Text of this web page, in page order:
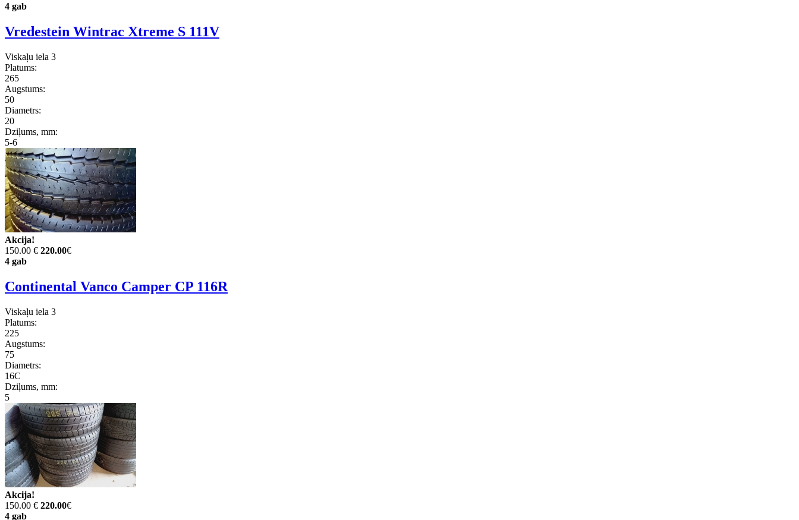
4 gab
Vredestein Wintrac Xtreme S 111V
Viskaļu iela 3
Platums:
265
Augstums:
50
Diametrs:
20
Dziļums, mm:
5-6
Akcija!
150.00 € 220.00€
4 gab
Continental Vanco Camper CP 116R
Viskaļu iela 3
Platums:
225
Augstums:
75
Diametrs:
16C
Dziļums, mm:
5
Akcija!
150.00 € 220.00€
4 gab